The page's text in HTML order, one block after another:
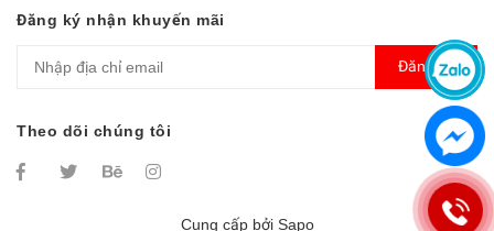
Đăng ký nhận khuyến mãi
Đăng ký
Theo dõi chúng tôi
Cung cấp bởi Sapo